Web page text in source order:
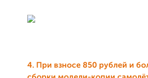
4. При взносе 850 рублей и